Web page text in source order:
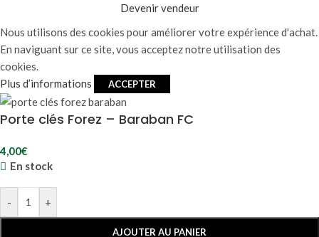
Devenir vendeur
Nous utilisons des cookies pour améliorer votre expérience d'achat.
En naviguant sur ce site, vous acceptez notre utilisation des
cookies.
Plus d’informations
ACCEPTER
Porte clés Forez – Baraban FC
4,00€
En stock
- +
AJOUTER AU PANIER